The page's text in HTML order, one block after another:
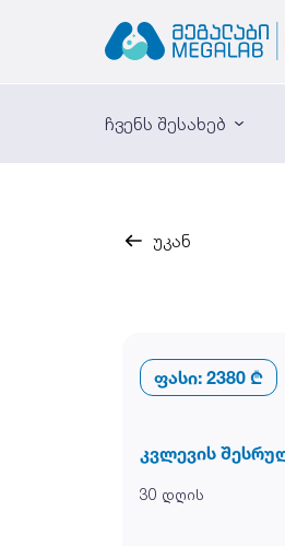
ჩვენს შესახებ
უკან
ფასი: 2380 ₾
კვლევის
30 დღის